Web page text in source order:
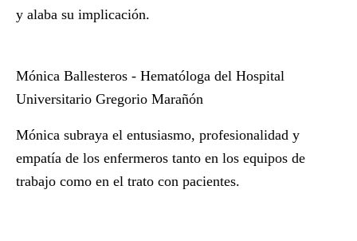
y alaba su implicación.
Mónica Ballesteros - Hematóloga del Hospital
Universitario Gregorio Marañón
Mónica subraya el entusiasmo, profesionalidad y
empatía de los enfermeros tanto en los equipos de
trabajo como en el trato con pacientes.